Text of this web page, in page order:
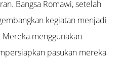
Bangsa Romawi, setelah
kegiatan menjadi
menggunakan
pasukan mereka